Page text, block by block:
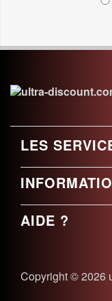
LES
AIDE ?
Copyright © 2026